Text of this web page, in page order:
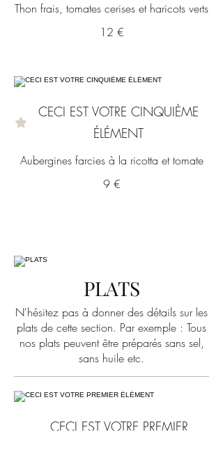
Thon frais, tomates cerises et haricots verts
12 €
CECI EST VOTRE CINQUIÈME
ÉLÉMENT
Aubergines farcies à la ricotta et tomate
9 €
PLATS
N'hésitez pas à donner des détails sur les
plats de cette section. Par exemple : Tous
nos plats peuvent être préparés sans sel,
sans huile etc.
CECI EST VOTRE PREMIER